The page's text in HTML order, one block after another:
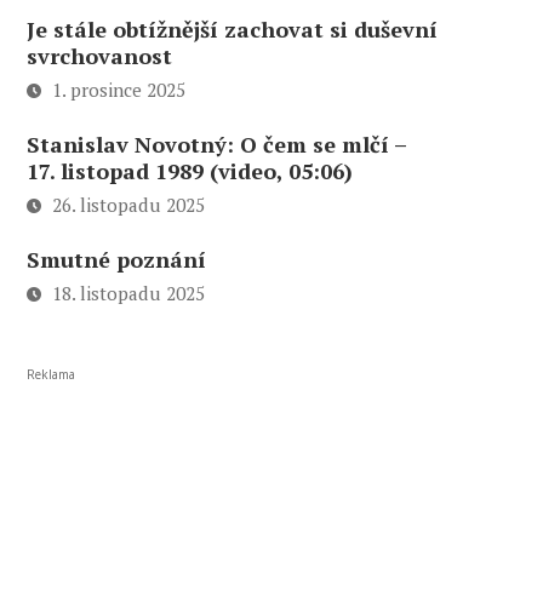
Je stále obtížnější zachovat si duševní
svrchovanost
1. prosince 2025
Stanislav Novotný: O čem se mlčí –
17. listopad 1989 (video, 05:06)
26. listopadu 2025
Smutné poznání
18. listopadu 2025
Reklama